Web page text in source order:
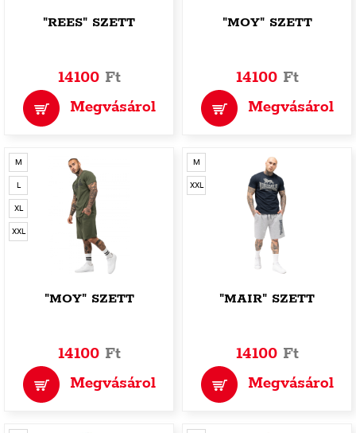
"REES" SZETT
14100 Ft
Megvásárol
"MOY" SZETT
14100 Ft
Megvásárol
M
L
XL
XXL
"MOY" SZETT
14100 Ft
Megvásárol
M
XXL
"MAIR" SZETT
14100 Ft
Megvásárol